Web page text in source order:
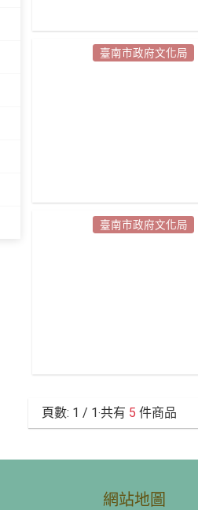
臺南市政府文化局
臺南市政府文化局
頁數: 1 / 1‧共有 5 件商品
網站地圖